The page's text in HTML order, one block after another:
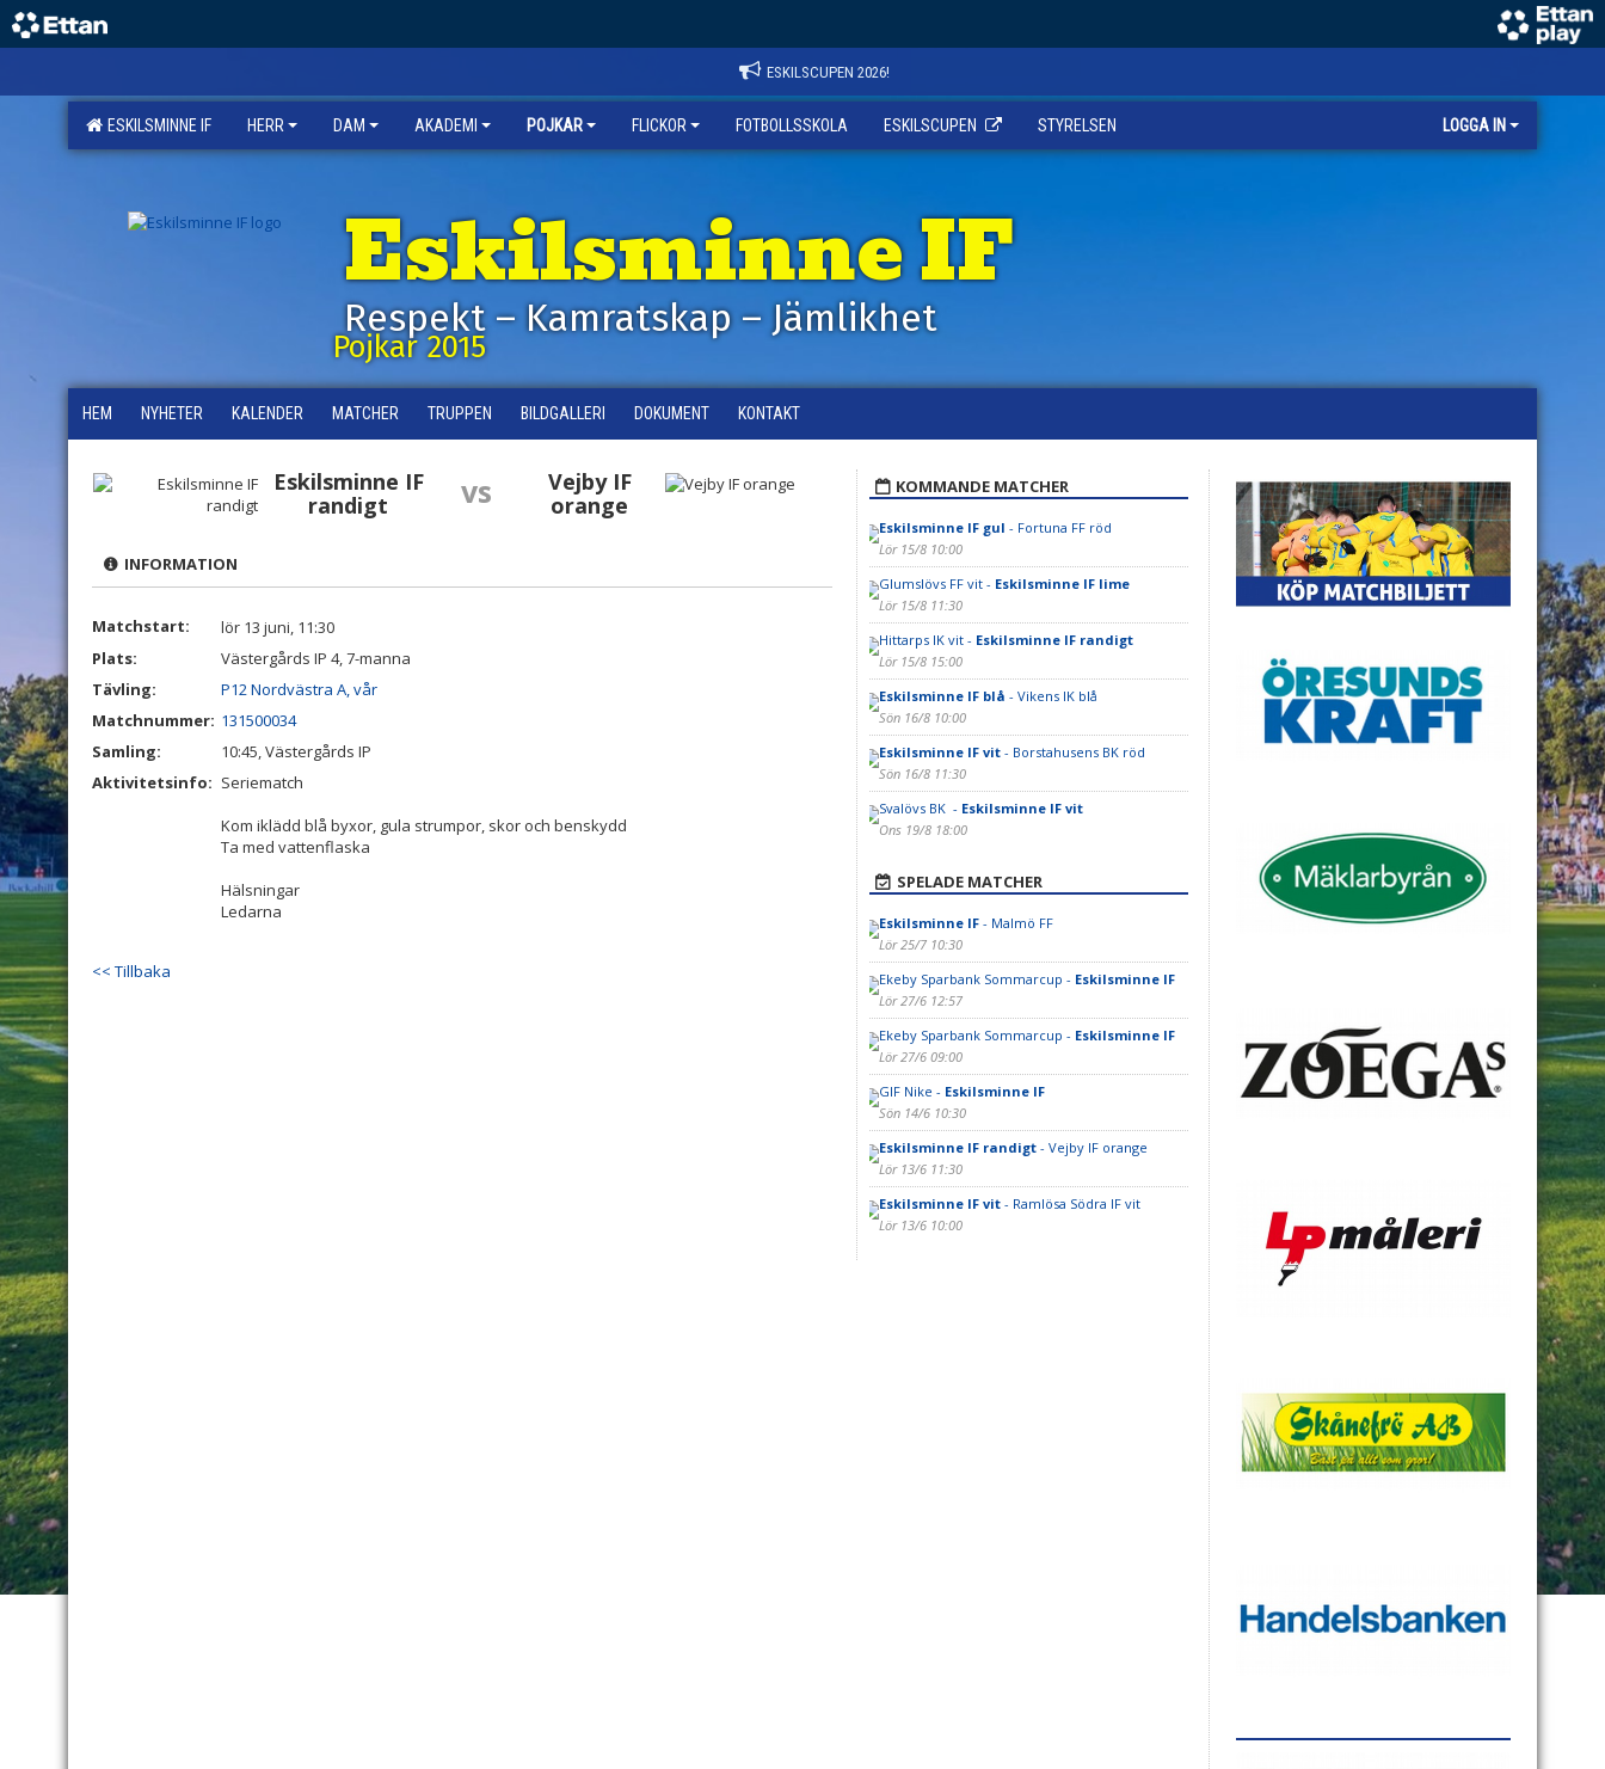
ESKILSCUPEN 2026!
ESKILSMINNE IF HERR DAM AKADEMI POJKAR FLICKOR FOTBOLLSSKOLA ESKILSCUPEN STYRELSEN LOGGA IN
Eskilsminne IF
Respekt – Kamratskap – Jämlikhet
Pojkar 2015
HEM NYHETER KALENDER MATCHER TRUPPEN BILDGALLERI DOKUMENT KONTAKT
Eskilsminne IF
randigt
vs
Vejby IF
orange
INFORMATION
Matchstart:
lör 13 juni, 11:30
Plats:
Västergårds IP 4, 7-manna
Tävling:
P12 Nordvästra A, vår
Matchnummer: 131500034
Samling:
10:45, Västergårds IP
Aktivitetsinfo: Seriematch
Kom iklädd blå byxor, gula strumpor, skor och benskydd
Ta med vattenflaska
Hälsningar
Ledarna
<< Tillbaka
KOMMANDE MATCHER
Eskilsminne IF gul - Fortuna FF röd
Lör 15/8 10:00
Glumslövs FF vit - Eskilsminne IF lime
Lör 15/8 11:30
Hittarps IK vit - Eskilsminne IF randigt
Lör 15/8 15:00
Eskilsminne IF blå - Vikens IK blå
Sön 16/8 10:00
Eskilsminne IF vit- Borstahusens BK röd
Sön 16/8 11:30
Svalövs BK - Eskilsminne IF vit
Ons 19/8 18:00
SPELADE MATCHER
Eskilsminne IF- Malmö FF
Lör 25/7 10:30
Ekeby Sparbank Sommarcup - Eskilsminne IF
Lör 27/6 12:57
Ekeby Sparbank Sommarcup - Eskilsminne IF
Lör 27/6 09:00
GIF Nike - Eskilsminne IF
Sön 14/6 10:30
Eskilsminne IF randigt- Vejby IF orange
Lör 13/6 11:30
Eskilsminne IF vit- Ramlösa Södra IF vit
Lör 13/6 10:00